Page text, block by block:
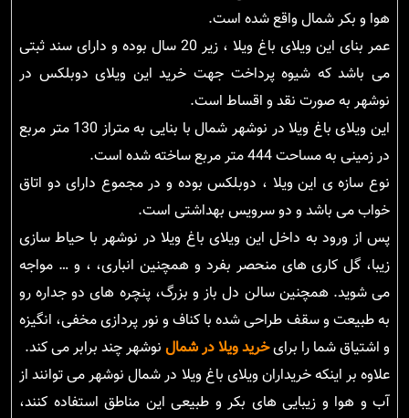
هوا و بکر شمال واقع شده است.
عمر بنای این ویلای باغ ویلا ، زیر 20 سال بوده و دارای سند ثبتی
می باشد که شیوه پرداخت جهت خرید این ویلای دوبلکس در
نوشهر به صورت نقد و اقساط است.
این ویلای باغ ویلا در نوشهر شمال با بنایی به متراز 130 متر مربع
در زمینی به مساحت 444 متر مربع ساخته شده است.
نوع سازه ی این ویلا ، دوبلکس بوده و در مجموع دارای دو اتاق
خواب می باشد و دو سرویس بهداشتی است.
پس از ورود به داخل این ویلای باغ ویلا در نوشهر با حیاط سازی
زیبا، گل کاری های منحصر بفرد و همچنین انباری، ، و … مواجه
می شوید. همچنین سالن دل باز و بزرگ، پنچره های دو جداره رو
به طبیعت و سقف طراحی شده با کناف و نور پردازی مخفی، انگیزه
و اشتیاق شما را برایخرید ویلا در شمال نوشهر چند برابر می کند.
علاوه بر اینکه خریداران ویلای باغ ویلا در شمال نوشهر می توانند از
آب و هوا و زیبایی های بکر و طبیعی این مناطق استفاده کنند،